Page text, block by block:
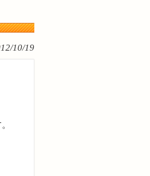
10/19